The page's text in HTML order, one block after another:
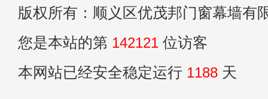
版权所有：顺义区优茂邦门窗幕墙有
您是本站的第 142121 位访客
本网站已经安全稳定运行 1188 天